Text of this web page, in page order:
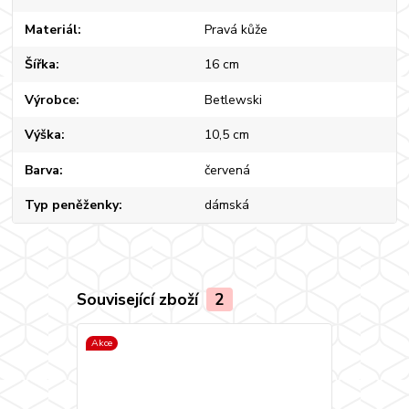
Materiál Pravá kůže
Šířka 16 cm
Výrobce Betlewski
Výška 10,5 cm
Barva červená
Typ peněženky dámská
Související zboží 2
Akce